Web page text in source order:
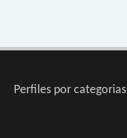
Perfiles por categorias